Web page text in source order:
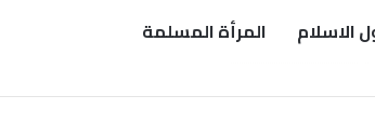
الاسلام المرأة المسلمة